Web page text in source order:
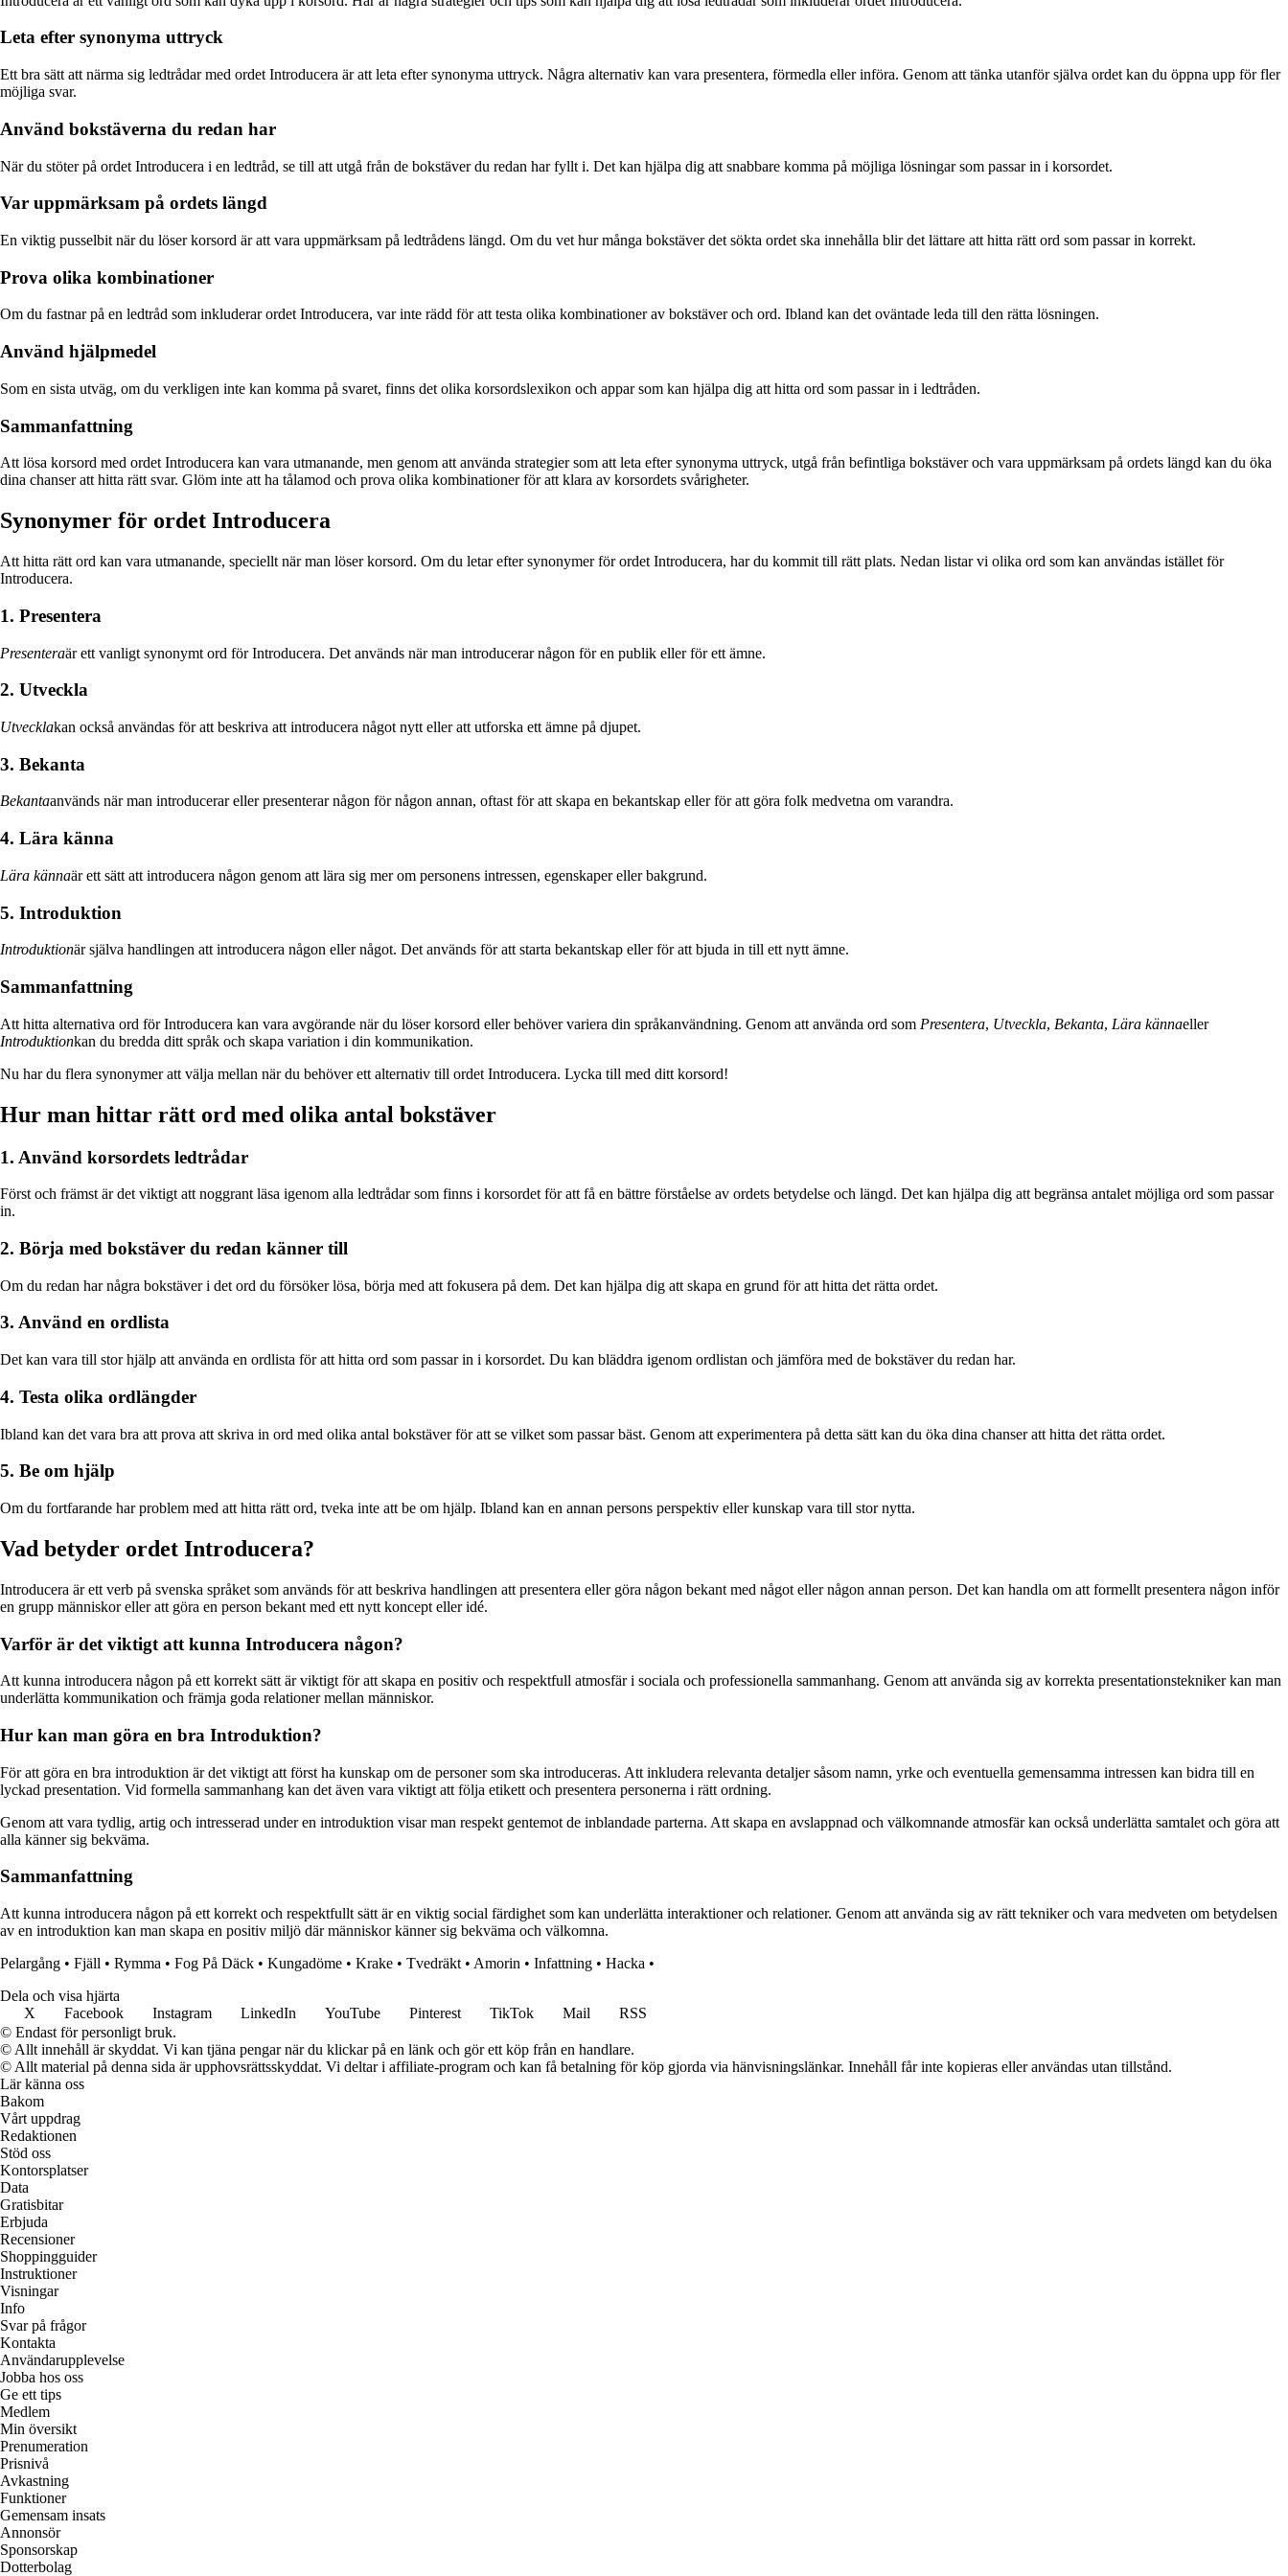
Leta efter synonyma uttryck
Ett bra sätt att närma sig ledtrådar med ordet Introducera är att leta efter synonyma uttryck. Några alternativ kan vara presentera, förmedla eller införa. Genom att tänka utanför själva ordet kan du öppna upp för fler
möjliga svar.
Använd bokstäverna du redan har
När du stöter på ordet Introducera i en ledtråd, se till att utgå från de bokstäver du redan har fyllt i. Det kan hjälpa dig att snabbare komma på möjliga lösningar som passar in i korsordet.
Var uppmärksam på ordets längd
En viktig pusselbit när du löser korsord är att vara uppmärksam på ledtrådens längd. Om du vet hur många bokstäver det sökta ordet ska innehålla blir det lättare att hitta rätt ord som passar in korrekt.
Prova olika kombinationer
Om du fastnar på en ledtråd som inkluderar ordet Introducera, var inte rädd för att testa olika kombinationer av bokstäver och ord. Ibland kan det oväntade leda till den rätta lösningen.
Använd hjälpmedel
Som en sista utväg, om du verkligen inte kan komma på svaret, finns det olika korsordslexikon och appar som kan hjälpa dig att hitta ord som passar in i ledtråden.
Sammanfattning
Att lösa korsord med ordet Introducera kan vara utmanande, men genom att använda strategier som att leta efter synonyma uttryck, utgå från befintliga bokstäver och vara uppmärksam på ordets längd kan du öka
dina chanser att hitta rätt svar. Glöm inte att ha tålamod och prova olika kombinationer för att klara av korsordets svårigheter.
Synonymer för ordet Introducera
Att hitta rätt ord kan vara utmanande, speciellt när man löser korsord. Om du letar efter synonymer för ordet Introducera, har du kommit till rätt plats. Nedan listar vi olika ord som kan användas istället för
Introducera.
1. Presentera
Presenteraär ett vanligt synonymt ord för Introducera. Det används när man introducerar någon för en publik eller för ett ämne.
2. Utveckla
Utvecklakan också användas för att beskriva att introducera något nytt eller att utforska ett ämne på djupet.
3. Bekanta
Bekantaanvänds när man introducerar eller presenterar någon för någon annan, oftast för att skapa en bekantskap eller för att göra folk medvetna om varandra.
4. Lära känna
Lära kännaär ett sätt att introducera någon genom att lära sig mer om personens intressen, egenskaper eller bakgrund.
5. Introduktion
Introduktionär själva handlingen att introducera någon eller något. Det används för att starta bekantskap eller för att bjuda in till ett nytt ämne.
Sammanfattning
Att hitta alternativa ord för Introducera kan vara avgörande när du löser korsord eller behöver variera din språkanvändning. Genom att använda ord som Presentera, Utveckla, Bekanta, Lära kännaeller
Introduktionkan du bredda ditt språk och skapa variation i din kommunikation.
Nu har du flera synonymer att välja mellan när du behöver ett alternativ till ordet Introducera. Lycka till med ditt korsord!
Hur man hittar rätt ord med olika antal bokstäver
1. Använd korsordets ledtrådar
Först och främst är det viktigt att noggrant läsa igenom alla ledtrådar som finns i korsordet för att få en bättre förståelse av ordets betydelse och längd. Det kan hjälpa dig att begränsa antalet möjliga ord som passar
in.
2. Börja med bokstäver du redan känner till
Om du redan har några bokstäver i det ord du försöker lösa, börja med att fokusera på dem. Det kan hjälpa dig att skapa en grund för att hitta det rätta ordet.
3. Använd en ordlista
Det kan vara till stor hjälp att använda en ordlista för att hitta ord som passar in i korsordet. Du kan bläddra igenom ordlistan och jämföra med de bokstäver du redan har.
4. Testa olika ordlängder
Ibland kan det vara bra att prova att skriva in ord med olika antal bokstäver för att se vilket som passar bäst. Genom att experimentera på detta sätt kan du öka dina chanser att hitta det rätta ordet.
5. Be om hjälp
Om du fortfarande har problem med att hitta rätt ord, tveka inte att be om hjälp. Ibland kan en annan persons perspektiv eller kunskap vara till stor nytta.
Vad betyder ordet Introducera?
Introducera är ett verb på svenska språket som används för att beskriva handlingen att presentera eller göra någon bekant med något eller någon annan person. Det kan handla om att formellt presentera någon inför
en grupp människor eller att göra en person bekant med ett nytt koncept eller idé.
Varför är det viktigt att kunna Introducera någon?
Att kunna introducera någon på ett korrekt sätt är viktigt för att skapa en positiv och respektfull atmosfär i sociala och professionella sammanhang. Genom att använda sig av korrekta presentationstekniker kan man
underlätta kommunikation och främja goda relationer mellan människor.
Hur kan man göra en bra Introduktion?
För att göra en bra introduktion är det viktigt att först ha kunskap om de personer som ska introduceras. Att inkludera relevanta detaljer såsom namn, yrke och eventuella gemensamma intressen kan bidra till en
lyckad presentation. Vid formella sammanhang kan det även vara viktigt att följa etikett och presentera personerna i rätt ordning.
Genom att vara tydlig, artig och intresserad under en introduktion visar man respekt gentemot de inblandade parterna. Att skapa en avslappnad och välkomnande atmosfär kan också underlätta samtalet och göra att
alla känner sig bekväma.
Sammanfattning
Att kunna introducera någon på ett korrekt och respektfullt sätt är en viktig social färdighet som kan underlätta interaktioner och relationer. Genom att använda sig av rätt tekniker och vara medveten om betydelsen
av en introduktion kan man skapa en positiv miljö där människor känner sig bekväma och välkomna.
Pelargång • Fjäll • Rymma • Fog På Däck • Kungadöme • Krake • Tvedräkt • Amorin • Infattning • Hacka •
Dela och visa hjärta
X
Facebook Instagram LinkedIn YouTube Pinterest TikTok Mail
RSS
© Endast för personligt bruk.
© Allt innehåll är skyddat. Vi kan tjäna pengar när du klickar på en länk och gör ett köp från en handlare.
© Allt material på denna sida är upphovsrättsskyddat. Vi deltar i affiliate-program och kan få betalning för köp gjorda via hänvisningslänkar. Innehåll får inte kopieras eller användas utan tillstånd.
Lär känna oss
Bakom
Vårt uppdrag
Redaktionen
Stöd oss
Kontorsplatser
Data
Gratisbitar
Erbjuda
Recensioner
Shoppingguider
Instruktioner
Visningar
Info
Svar på frågor
Kontakta
Användarupplevelse
Jobba hos oss
Ge ett tips
Medlem
Min översikt
Prenumeration
Prisnivå
Avkastning
Funktioner
Gemensam insats
Annonsör
Sponsorskap
Dotterbolag